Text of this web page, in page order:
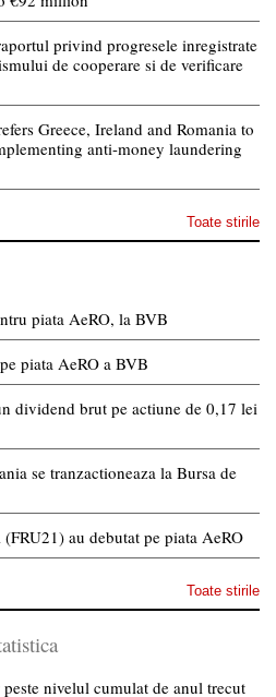
privind progresele inregistrate
de cooperare si de verificare
Greece, Ireland and Romania to
anti-money laundering
Toate stirile
piata AeRO, la BVB
piata AeRO a BVB
dividend brut pe actiune de 0,17 lei
se tranzactioneaza la Bursa de
au debutat pe piata AeRO
Toate stirile
nivelul cumulat de anul trecut